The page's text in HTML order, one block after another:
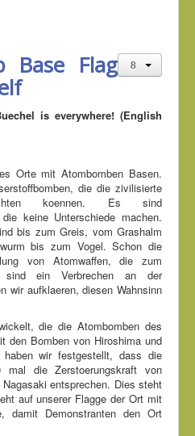
Base Flag
is everywhere! (English
Orte mit Atombomben Basen.
die die zivilisierte
koennen. Es sind
die keine Unterschiede machen.
bis zum Greis, vom Grashalm
bis zum Vogel. Schon die
von Atomwaffen, die zum
sind ein Verbrechen an der
wir aufklaeren, diesen Wahnsinn
die die Atombomben des
den Bomben von Hiroshima und
haben wir festgestellt, dass die
mal die Zerstoerungskraft von
entsprechen. Dies steht
auf unserer Flagge der Ort mit
damit Demonstranten den Ort